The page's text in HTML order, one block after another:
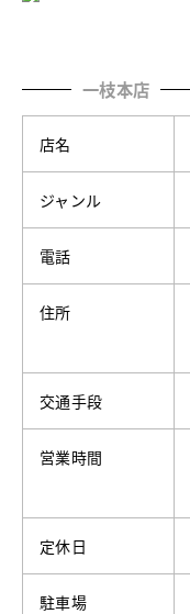
一枝本店
店名
ジャンル
電話
住所
交通手段
営業時間
定休日
駐車場